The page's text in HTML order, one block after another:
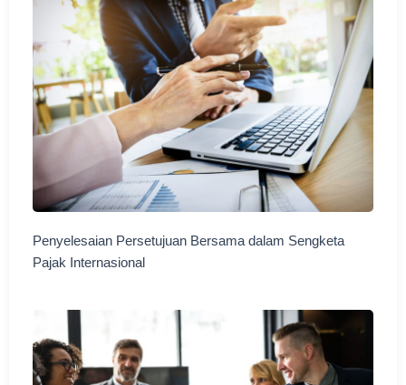
Penyelesaian Persetujuan Bersama dalam Sengketa
Pajak Internasional